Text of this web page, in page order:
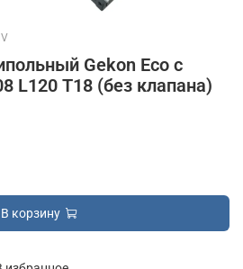
Gekon Eco с
L120 T18 (без клапана)
В корзину